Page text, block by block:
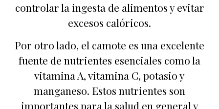
controlar la ingesta de alimentos y evitar
excesos calóricos.
Por otro lado, el camote es una excelente
fuente de nutrientes esenciales como la
vitamina A, vitamina C, potasio y
manganeso. Estos nutrientes son
importantes para la salud en general y